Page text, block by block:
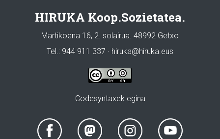
HIRUKA Koop.Sozietatea.
Martikoena 16, 2. solairua. 48992 Getxo
Tel.: 944 911 337 · hiruka@hiruka.eus
Codesyntaxek egina